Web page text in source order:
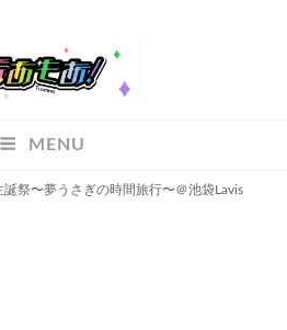
MENU
誕祭〜夢うさぎの時間旅行〜＠池袋Lavis